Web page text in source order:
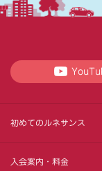
初めてのルネサンス
入会案内・料金